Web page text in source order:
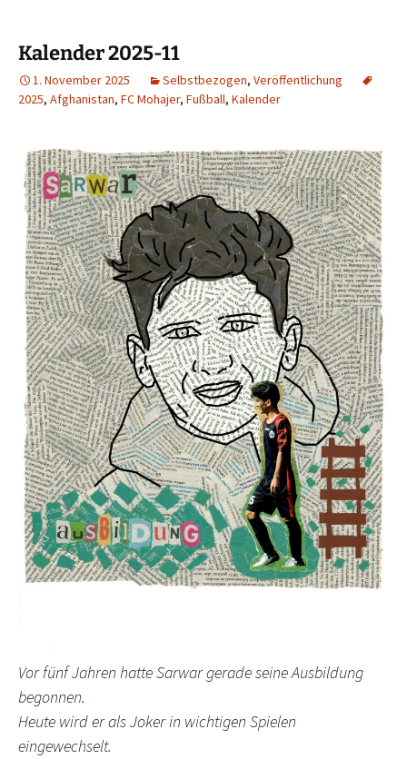
Kalender 2025-11
1. November 2025 Selbstbezogen, Veröffentlichung
2025, Afghanistan, FC Mohajer, Fußball, Kalender
Vor fünf Jahren hatte Sarwar gerade seine Ausbildung
begonnen.
Heute wird er als Joker in wichtigen Spielen
eingewechselt.